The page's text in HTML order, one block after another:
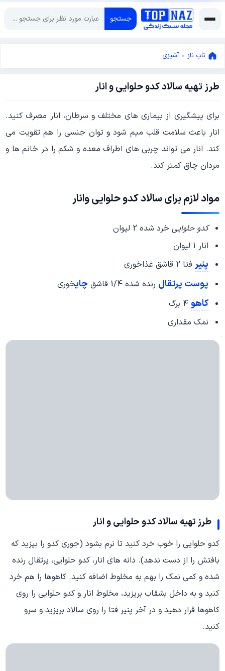
جستجو
تاپ ناز » آشپزی
طرز تهیه سالاد کدو حلوایی و انار
می
2018 ژانویه
2019
برای پیشگیری از بیماری های مختلف و سرطان، انار مصرف کنید.
انار باعث سلامت قلب میم شود و توان جنسی را هم تقویت می
کند. انار می تواند چربی های اطراف معده و شکم را در خانم ها و
مردان چاق کمتر کند.
مواد لازم برای سالاد کدو حلوایی وانار
کدو حلوایی خرد شده 2 لیوان
انار 1 لیوان
پنیر فتا 2 قاشق غذاخوری
پوست پرتقال رنده شده 1/4 قاشق چایخوری
کاهو 4 برگ
نمک مقداری
طرز تهیه سالاد کدو حلوایی و انار
کدو حلوایی را خوب خرد کنید تا نرم بشود (جوری کدو را بپزید که
بافتش را از دست ندهد). دانه های انار، کدو حلوایی، پرتقال رنده
شده و کمی نمک را بهم به مخلوط اضافه کنید. کاهوها را هم خرد
کنید و به داخل بشقاب بریزید، مخلوط انار و کدو حلوایی را روی
کاهوها قرار دهید و در آخر پنیر فتا را روی سالاد بریزید و سرو
کنید.